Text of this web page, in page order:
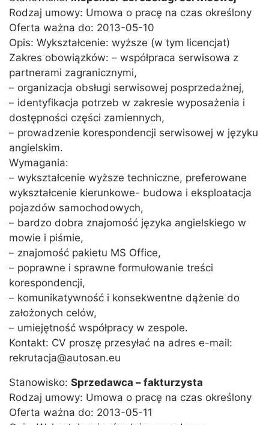
Rodzaj umowy: Umowa o pracę na czas określony
Oferta ważna do: 2013-05-10
Opis: Wykształcenie: wyższe (w tym licencjat)
Zakres obowiązków: – współpraca serwisowa z
partnerami zagranicznymi,
– organizacja obsługi serwisowej posprzedażnej,
– identyfikacja potrzeb w zakresie wyposażenia i
dostępności części zamiennych,
– prowadzenie korespondencji serwisowej w języku
angielskim.
Wymagania:
– wykształcenie wyższe techniczne, preferowane
wykształcenie kierunkowe- budowa i eksploatacja
pojazdów samochodowych,
– bardzo dobra znajomość języka angielskiego w
mowie i piśmie,
– znajomość pakietu MS Office,
– poprawne i sprawne formułowanie treści
korespondencji,
– komunikatywność i konsekwentne dążenie do
założonych celów,
– umiejętność współpracy w zespole.
Kontakt: CV proszę przesyłać na adres e-mail:
rekrutacja@autosan.eu
Stanowisko: Sprzedawca – fakturzysta
Rodzaj umowy: Umowa o pracę na czas określony
Oferta ważna do: 2013-05-11